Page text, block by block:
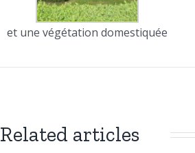
et une végétation domestiquée
Related articles